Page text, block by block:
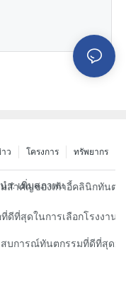
ทรัพยากร
โครงการ
ว
ำ: เพิ่มสภาพแวดล้อมการ
สำคัญของเก้าอี้คลินิกทันตก
: นวัตกรรมและคุณภาพ
ดีที่สุดในการเลือกโรงงาน
ยใหม่ส่วนบุคคล
บการณ์ทันตกรรมที่ดีที่สุด: